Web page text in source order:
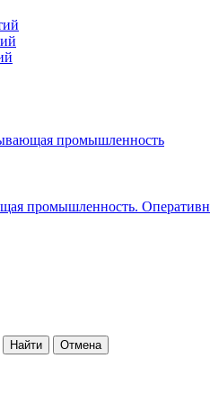
промышленность
промышленность.
Найти
Отмена